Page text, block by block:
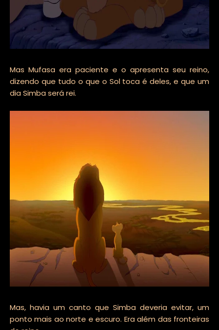
Mas Mufasa era paciente e o apresenta seu reino,
dizendo que tudo o que o Sol toca é deles, e que um
dia Simba será rei.
Mas, havia um canto que Simba deveria evitar, um
ponto mais ao norte e escuro. Era além das fronteiras